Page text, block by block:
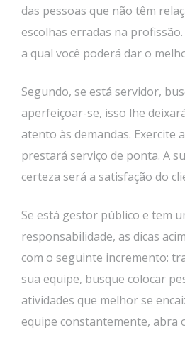
das pessoas que não têm
escolhas erradas na
a qual você poderá dar o
Segundo, se está servidor,
aperfeiçoar-se, isso lhe
atento às demandas. Exercite
prestará serviço de ponta. A
certeza será a satisfação do
Se está gestor público e tem
responsabilidade, as dicas
com o seguinte incremento:
sua equipe, busque colocar
atividades que melhor se
equipe constantemente, abra